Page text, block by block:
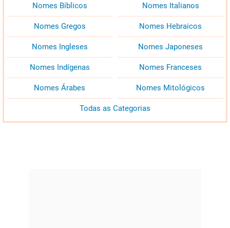
Nomes Bíblicos Nomes Italianos
Nomes Gregos Nomes Hebraicos
Nomes Ingleses Nomes Japoneses
Nomes Indígenas Nomes Franceses
Nomes Árabes Nomes Mitológicos
Todas as Categorias